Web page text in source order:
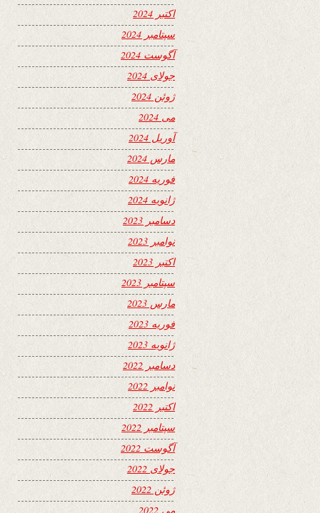
اکتبر 2024
سپتامبر 2024
آگوست 2024
جولای 2024
ژوئن 2024
می 2024
آوریل 2024
مارس 2024
فوریه 2024
ژانویه 2024
دسامبر 2023
نوامبر 2023
اکتبر 2023
سپتامبر 2023
مارس 2023
فوریه 2023
ژانویه 2023
دسامبر 2022
نوامبر 2022
اکتبر 2022
سپتامبر 2022
آگوست 2022
جولای 2022
ژوئن 2022
می 2022